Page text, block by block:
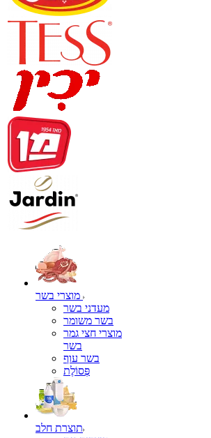
מעדני בשר
בשר משומר
מוצרי חצי גמר
בשר
בשר עוף
פְּסוֹלֶת
תוצרת חלב